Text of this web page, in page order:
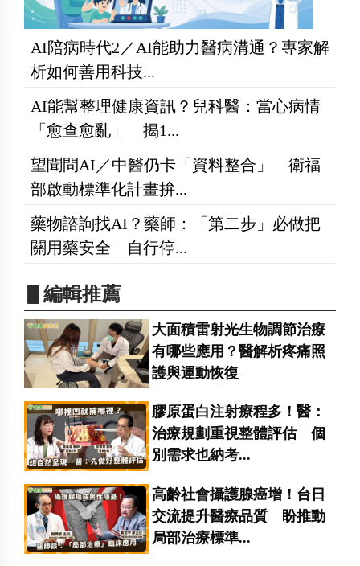
AI陪病時代2／AI能助力醫病溝通？專家解
析如何善用科技...
AI能幫整理健康資訊？兒科醫：當心病情
「愈查愈亂」 揭1...
望聞問AI／中醫仍卡「資料整合」 衛福
部啟動標準化計畫拚...
藥物諮詢找AI？藥師：「第二步」必做把
關用藥安全 自行停...
▋編輯推薦
大面積雷射光生物調節治療
有哪些應用？醫解析疼痛照
護與運動恢復
膠原蛋白注射療程多！醫：
治療規劃重視整體評估 個
別需求也納考...
高齡社會攝護腺癌增！台日
交流提升醫療品質 盼推動
局部治療標準...